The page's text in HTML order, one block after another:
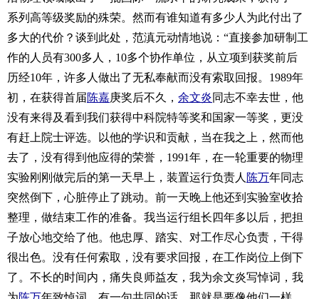
系列高等级奖励的殊荣。然而有谁知道有多少人为此付出了
多大的代价？谈到此处，范滇元动情地说：“直接参加研制工
作的人员有300多人，10多个协作单位，从立项到获奖前后
历经10年，许多人做出了无私奉献而没有索取回报。1989年
初，在获得首届陈嘉庚奖后不久， 余文炎同志不幸去世，他
没有来得及看到我们获得中科院特等奖和国家一等奖，更没
有赶上院士评选。以他的学识和贡献，当在我之上，然而他
去了，没有得到他应得的荣誉，1991年，在一轮重要的物理
实验刚刚做完后的第一天早上，装置运行负责人 陈万年同志
突然倒下，心脏停止了跳动。前一天晚上他还到实验室收拾
整理，做结束工作的准备。我当运行组长四年多以后，把担
子放心地交给了他。他忠厚、踏实、对工作尽心负责，干得
很出色。没有任何索取，没有要求回报，在工作岗位上倒下
了。不长的时间内，痛失良师益友，我为余文炎写悼词，我